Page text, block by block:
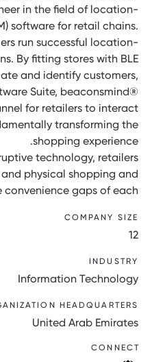
in the field of location-
software for retail chains.
run successful location-
By fitting stores with BLE
and identify customers,
Suite, beaconsmind®
for retailers to interact
transforming the
shopping experience.
technology, retailers
physical shopping and
gaps of each. “
COMPANY SIZE
12
INDUSTRY
Information Technology
HEADQUARTERS
United Arab Emirates
CONNECT